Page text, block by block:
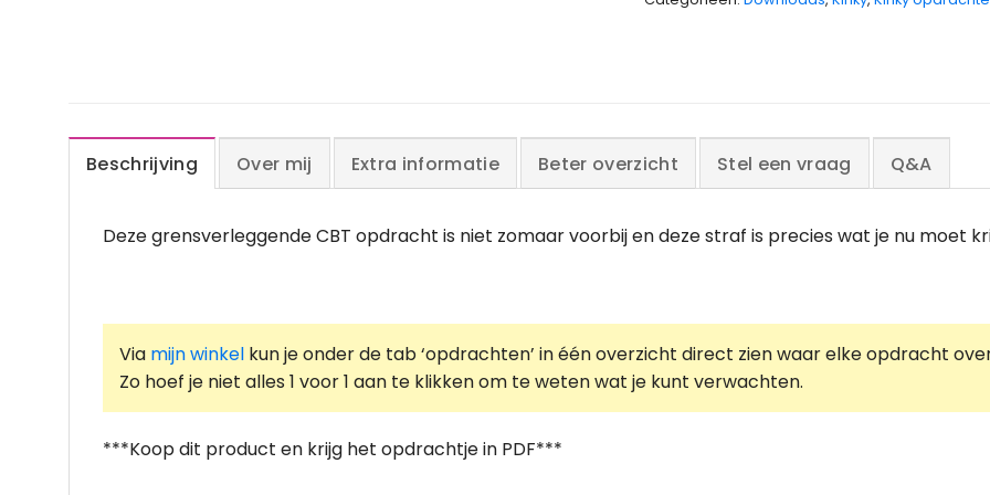
Beschrijving Over mij Extra informatie Beter overzicht Stel een vraag Q&A
Deze grensverleggende CBT opdracht is niet zomaar voorbij en deze straf is precies wat je nu moet
Via mijn winkel kun je onder de tab ‘opdrachten’ in één overzicht direct zien waar elke opdracht
Zo hoef je niet alles 1 voor 1 aan te klikken om te weten wat je kunt verwachten.
***Koop dit product en krijg het opdrachtje in PDF***